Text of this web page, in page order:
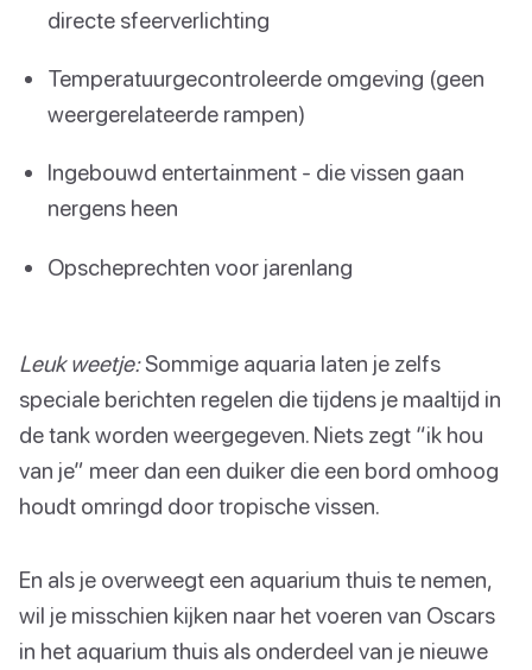
directe sfeerverlichting
Temperatuurgecontroleerde omgeving (geen
weergerelateerde rampen)
Ingebouwd entertainment - die vissen gaan
nergens heen
Opscheprechten voor jarenlang
Leuk weetje:Sommige aquaria laten je zelfs
speciale berichten regelen die tijdens je maaltijd in
de tank worden weergegeven. Niets zegt “ik hou
van je” meer dan een duiker die een bord omhoog
houdt omringd door tropische vissen.
En als je overweegt een aquarium thuis te nemen,
wil je misschien kijken naar het voeren van Oscars
in het aquarium thuis als onderdeel van je nieuwe